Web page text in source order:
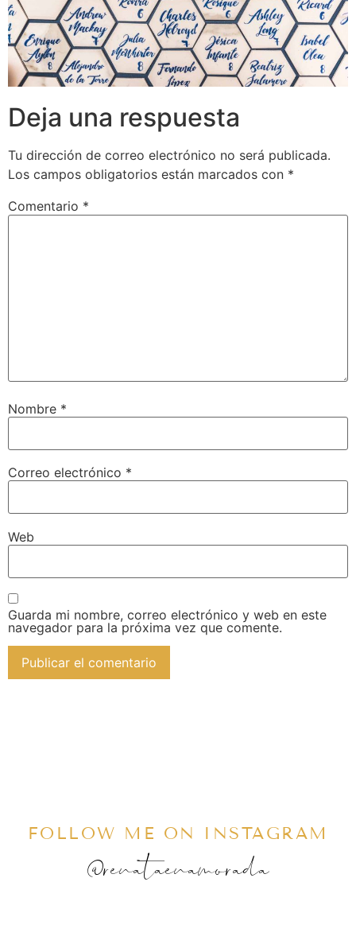
Deja una respuesta
Tu dirección de correo electrónico no será publicada.
Los campos obligatorios están marcados con *
Comentario *
Nombre *
Correo electrónico *
Web
Guarda mi nombre, correo electrónico y web en este
navegador para la próxima vez que comente.
FOLLOW ME ON INSTAGRAM
@renataenamorada